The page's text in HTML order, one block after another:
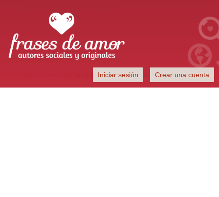
Autores sociales y originales
Iniciar sesión Crear una cuenta